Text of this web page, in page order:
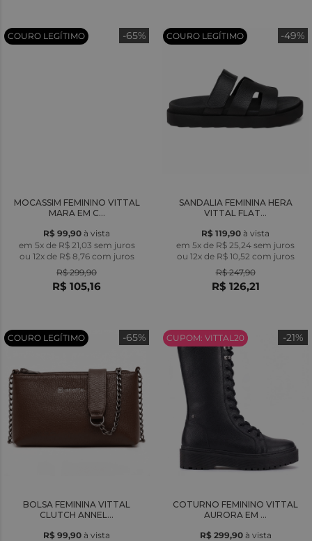
-65%
COURO LEGÍTIMO
MOCASSIM FEMININO VITTAL
MARA EM C...
R$ 299,90
R$ 105,16
em 5x de R$ 21,03 sem juros
ou 12x de R$ 8,76 com juros
R$ 99,90 à vista
-49%
COURO LEGÍTIMO
SANDALIA FEMININA HERA
VITTAL FLAT...
R$ 247,90
R$ 126,21
em 5x de R$ 25,24 sem juros
ou 12x de R$ 10,52 com juros
R$ 119,90 à vista
-65%
COURO LEGÍTIMO
BOLSA FEMININA VITTAL
CLUTCH ANNEL...
R$ 99,90 à vista
-21%
CUPOM: VITTAL20
COTURNO FEMININO VITTAL
AURORA EM ...
R$ 299,90à vista